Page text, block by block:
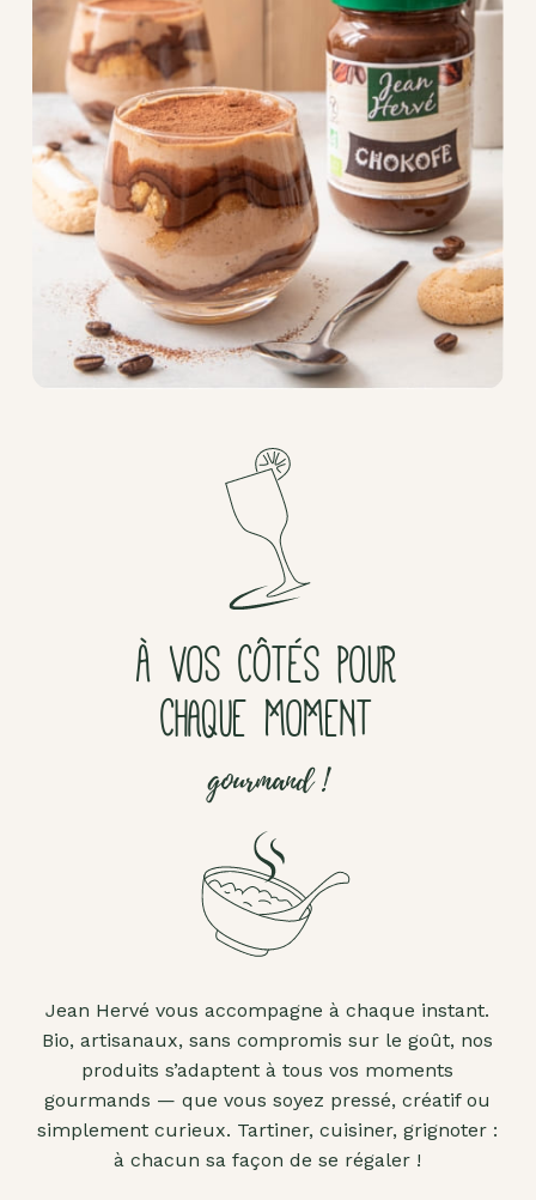
À VOS CÔTÉS POUR
CHAQUE MOMENT
gourmand !
Jean Hervé vous accompagne à chaque instant.
Bio, artisanaux, sans compromis sur le goût, nos
produits s’adaptent à tous vos moments
gourmands — que vous soyez pressé, créatif ou
simplement curieux. Tartiner, cuisiner, grignoter :
à chacun sa façon de se régaler !